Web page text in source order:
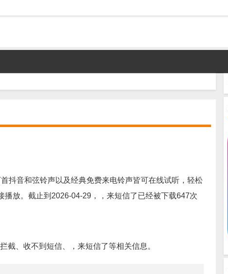
抖音和弦铃声以及经典免费来电铃声皆可在线试听，轻松
放。截止到2026-04-29，，来短信了已经被下载647次
截、收不到短信、，来短信了等相关信息。